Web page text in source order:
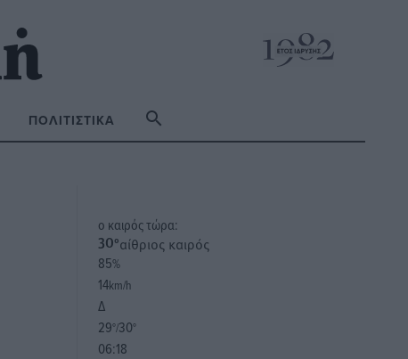
ΠΟΛΙΤΙΣΤΙΚΆ
o καιρός τώρα:
30°αίθριος καιρός
85%
14km/h
Δ
29°/30°
06:18